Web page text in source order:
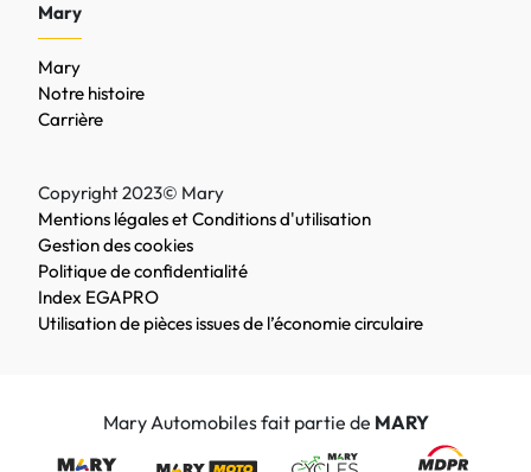
Mary
Mary
Notre histoire
Carrière
Copyright 2023© Mary
Mentions légales et Conditions d'utilisation
Gestion des cookies
Politique de confidentialité
Index EGAPRO
Utilisation de pièces issues de l’économie circulaire
Mary Automobiles fait partie de MARY